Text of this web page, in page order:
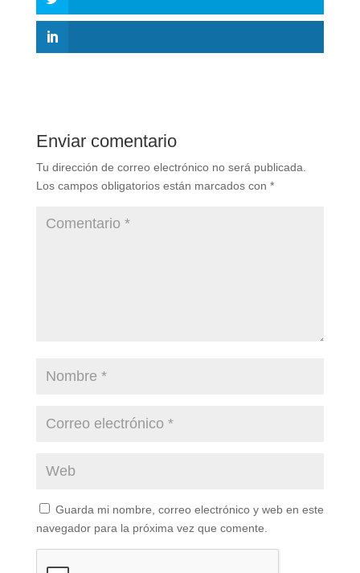
Enviar comentario
Tu dirección de correo electrónico no será publicada.
Los campos obligatorios están marcados con *
Guarda mi nombre, correo electrónico y web en este
navegador para la próxima vez que comente.